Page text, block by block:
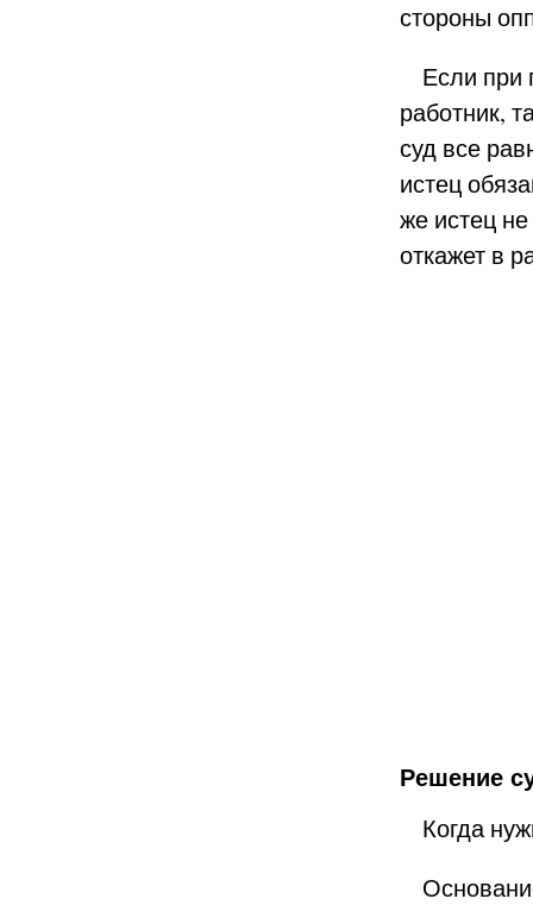
стороны
Если при
работник,
суд все
истец
же истец
откажет в
Решение
Когда